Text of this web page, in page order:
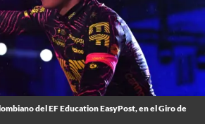
del EF Education EasyPost, en el Giro de